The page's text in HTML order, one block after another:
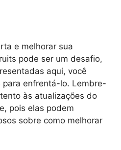
e melhorar sua
pode ser um desafio,
aqui, você
para enfrentá-lo. Lembre-
às atualizações do
pois elas podem
sobre como melhorar